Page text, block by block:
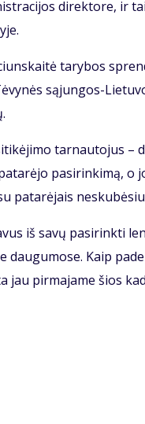
di­rek­to­re, ir tai
ta­ry­bos
są­jun­gos-
tar­nau­to­jus –
pa­si­rin­ki­mą, o
pa­ta­rė­jais
iš sa­vų pa­si­rink­ti
dau­gu­mo­se. Kaip
jau pir­ma­ja­me šios